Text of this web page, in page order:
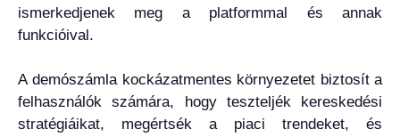
ismerkedjenek meg a platformmal és annak
funkcióival.
A demószámla kockázatmentes környezetet biztosít a
felhasználók számára, hogy teszteljék kereskedési
stratégiáikat, megértsék a piaci trendeket, és